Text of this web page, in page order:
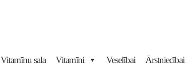
Vitamīnu sala Vitamīni Veselībai Ārstniecībai